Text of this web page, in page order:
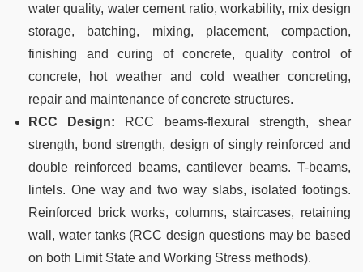
water quality, water cement ratio, workability, mix design
storage, batching, mixing, placement, compaction,
finishing and curing of concrete, quality control of
concrete, hot weather and cold weather concreting,
repair and maintenance of concrete structures.
RCC Design: RCC beams-flexural strength, shear
strength, bond strength, design of singly reinforced and
double reinforced beams, cantilever beams. T-beams,
lintels. One way and two way slabs, isolated footings.
Reinforced brick works, columns, staircases, retaining
wall, water tanks (RCC design questions may be based
on both Limit State and Working Stress methods).